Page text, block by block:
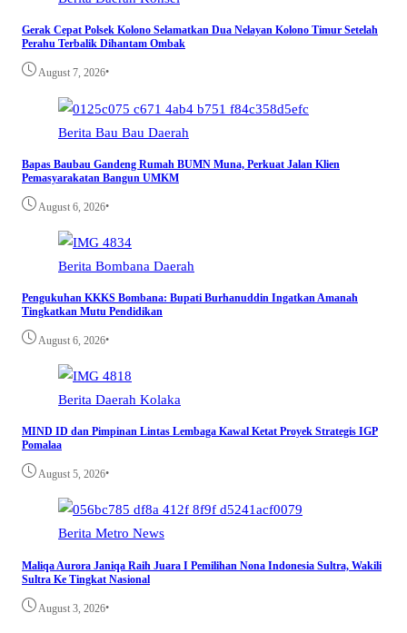
Gerak Cepat Polsek Kolono Selamatkan Dua Nelayan Kolono Timur Setelah
Perahu Terbalik Dihantam Ombak
August 7, 2026•
Berita Bau Bau Daerah
Bapas Baubau Gandeng Rumah BUMN Muna, Perkuat Jalan Klien
Pemasyarakatan Bangun UMKM
August 6, 2026•
Berita Bombana Daerah
Pengukuhan KKKS Bombana: Bupati Burhanuddin Ingatkan Amanah
Tingkatkan Mutu Pendidikan
August 6, 2026•
Berita Daerah Kolaka
MIND ID dan Pimpinan Lintas Lembaga Kawal Ketat Proyek Strategis IGP
Pomalaa
August 5, 2026•
Berita Metro News
Maliqa Aurora Janiqa Raih Juara I Pemilihan Nona Indonesia Sultra, Wakili
Sultra Ke Tingkat Nasional
August 3, 2026•